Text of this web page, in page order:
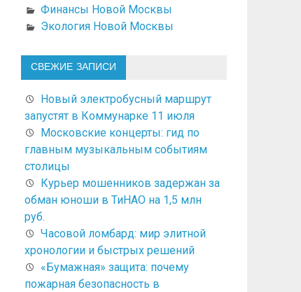
Финансы Новой Москвы
Экология Новой Москвы
СВЕЖИЕ ЗАПИСИ
Новый электробусный маршрут
запустят в Коммунарке 11 июля
Московские концерты: гид по
главным музыкальным событиям
столицы
Курьер мошенников задержан за
обман юноши в ТиНАО на 1,5 млн
руб.
Часовой ломбард: мир элитной
хронологии и быстрых решений
«Бумажная» защита: почему
пожарная безопасность в